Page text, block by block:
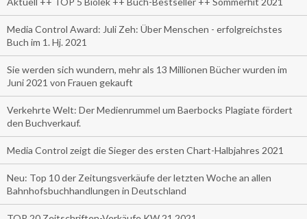
Media Control Award: Juli Zeh: Über Menschen - erfolgreichstes
Buch im 1. Hj. 2021
Sie werden sich wundern, mehr als 13 Millionen Bücher wurden im
Juni 2021 von Frauen gekauft
Verkehrte Welt: Der Medienrummel um Baerbocks Plagiate fördert
den Buchverkauf.
Media Control zeigt die Sieger des ersten Chart-Halbjahres 2021
Neu: Top 10 der Zeitungsverkäufe der letzten Woche an allen
Bahnhofsbuchhandlungen in Deutschland